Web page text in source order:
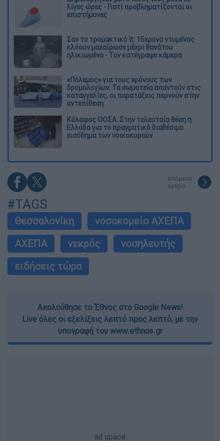
λίγες ώρες - Γιατί προβληματίζονται οι
επιστήμονες
Σαν το τρομακτικό It: 15χρονο ντυμένος
κλόουν μαχαίρωσε μέχρι θανάτου
ηλικιωμένο - Τον κατέγραψε κάμερα
«Πόλεμος» για τους χρόνους των
δρομολογίων: Τα σωματεία απαντούν στις
καταγγελίες, οι παρατάξεις περνούν στην
αντεπίθεση
Κόλαφος ΟΟΣΑ: Στην τελευταία θέση η
Ελλάδα για το πραγματικό διαθέσιμο
εισόδημα των νοικοκυριών
επόμενο
άρθρο
#TAGS
Θεσσαλονίκη
νοσοκομείο ΑΧΕΠΑ
ΑΧΕΠΑ
νεκρός
νοσηλευτής
ειδήσεις τώρα
Ακολούθησε το Έθνος στο Google News!
Live όλες οι εξελίξεις λεπτό προς λεπτό, με την
υπογραφή του www.ethnos.gr